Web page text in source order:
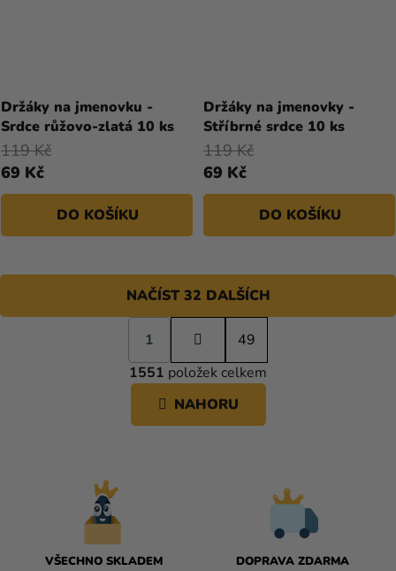
Držáky na jmenovku -
Srdce růžovo-zlatá 10 ks
69 Kč
119 Kč
DO KOŠÍKU
Držáky na jmenovky -
Stříbrné srdce 10 ks
69 Kč
119 Kč
DO KOŠÍKU
O
V
L
Á
NAČÍST 32 DALŠÍCH
S
t
r
á
k
o
1
49
1551 položek celkem
NAHORU
VŠECHNO SKLADEM
DOPRAVA ZDARMA